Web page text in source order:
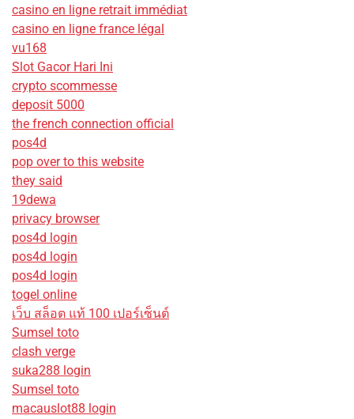
casino en ligne retrait immédiat
casino en ligne france légal
vu168
Slot Gacor Hari Ini
crypto scommesse
deposit 5000
the french connection official
pos4d
pop over to this website
they said
19dewa
privacy browser
pos4d login
pos4d login
pos4d login
togel online
เว็บ สล็อต แท้ 100 เปอร์เซ็นต์
Sumsel toto
clash verge
suka288 login
Sumsel toto
macauslot88 login